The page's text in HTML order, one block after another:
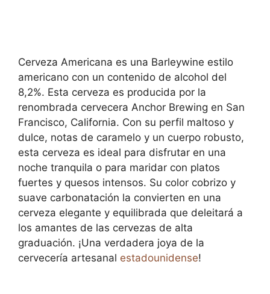
Cerveza Americana es una Barleywine estilo
americano con un contenido de alcohol del
8,2%. Esta cerveza es producida por la
renombrada cervecera Anchor Brewing en San
Francisco, California. Con su perfil maltoso y
dulce, notas de caramelo y un cuerpo robusto,
esta cerveza es ideal para disfrutar en una
noche tranquila o para maridar con platos
fuertes y quesos intensos. Su color cobrizo y
suave carbonatación la convierten en una
cerveza elegante y equilibrada que deleitará a
los amantes de las cervezas de alta
graduación. ¡Una verdadera joya de la
cervecería artesanal estadounidense!